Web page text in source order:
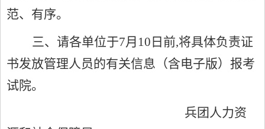
范、有序。
三、请各单位于7月10日前,将具体负责证
书发放管理人员的有关信息（含电子版）报考
试院。
兵团人力资